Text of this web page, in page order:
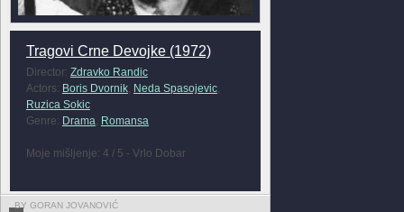
Tragovi Crne Devojke (1972)
Director: Zdravko Randic
Actors: Boris Dvornik, Neda Spasojevic,
Ruzica Sokic
Genre: Drama, Romansa
Moje mišljenje: 4 / 5 - Vrlo Dobar
BY GORAN JOVANOVIĆ